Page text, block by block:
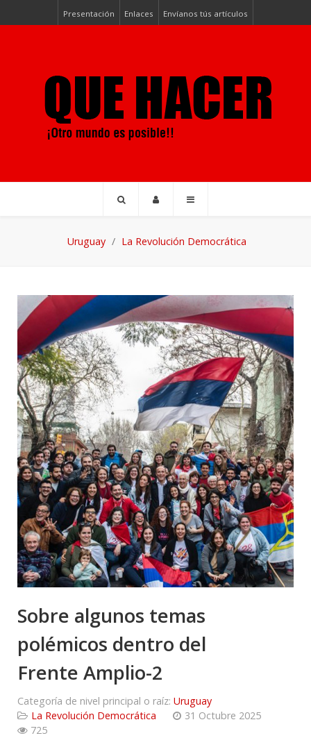
Presentación Enlaces Envíanos tús artículos
Uruguay La Revolución Democrática
Sobre algunos temas
polémicos dentro del
Frente Amplio-2
Categoría de nivel principal o raíz: Uruguay
La Revolución Democrática
31 Octubre 2025
725